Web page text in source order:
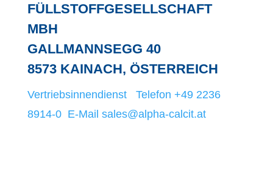
FÜLLSTOFFGESELLSCHAFT
MBH
GALLMANNSEGG 40
8573 KAINACH, ÖSTERREICH
Vertriebsinnendienst Telefon +49 2236
8914-0 E-Mail sales@alpha-calcit.at